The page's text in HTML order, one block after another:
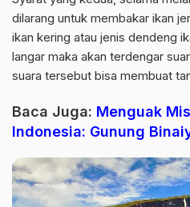
dilarang untuk membakar ikan
ikan kering atau jenis dendeng
langar maka akan terdengar
suara tersebut bisa membuat
Baca Juga: Menguak
Indonesia: Gunung